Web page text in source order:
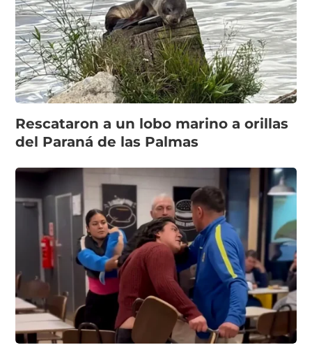
Rescataron a un lobo marino a orillas
del Paraná de las Palmas